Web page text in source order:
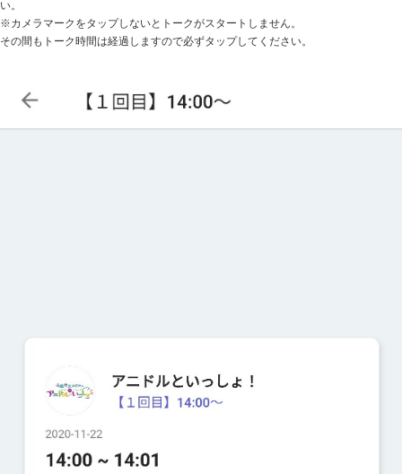
い。
※カメラマークをタップしないとトークがスタートしません。
その間もトーク時間は経過しますので必ずタップしてください。